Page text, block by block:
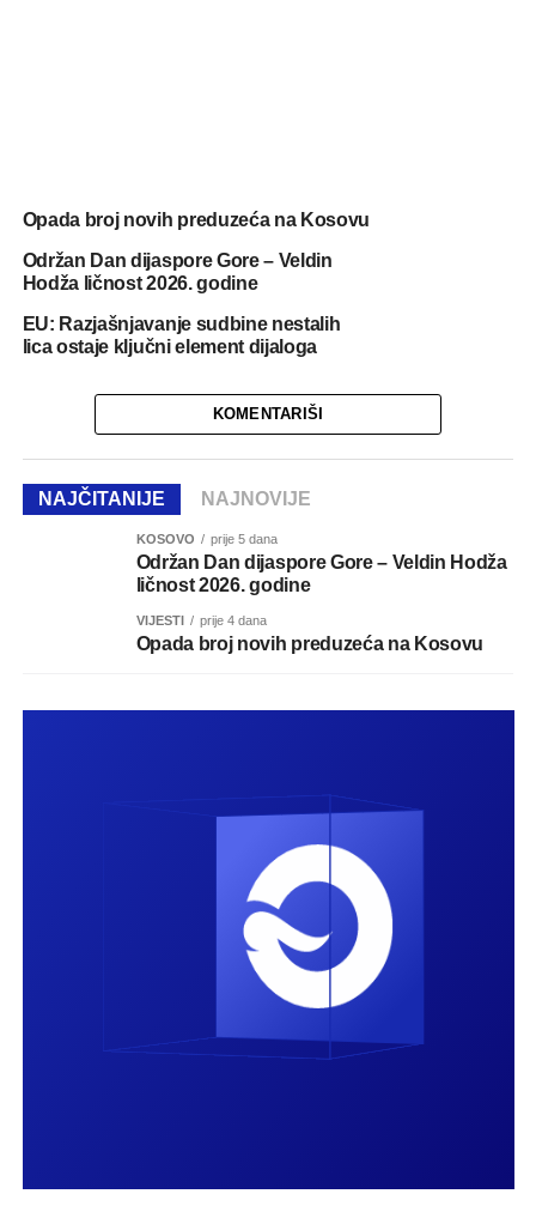
Opada broj novih preduzeća na Kosovu
Održan Dan dijaspore Gore – Veldin
Hodža ličnost 2026. godine
EU: Razjašnjavanje sudbine nestalih
lica ostaje ključni element dijaloga
KOMENTARIŠI
NAJČITANIJE NAJNOVIJE
KOSOVO prije 5 dana
Održan Dan dijaspore Gore – Veldin Hodža
ličnost 2026. godine
VIJESTI prije 4 dana
Opada broj novih preduzeća na Kosovu